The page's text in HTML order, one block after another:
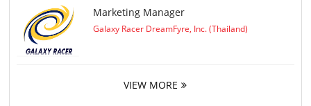
Marketing Manager
Galaxy Racer DreamFyre, Inc. (Thailand)
VIEW MORE